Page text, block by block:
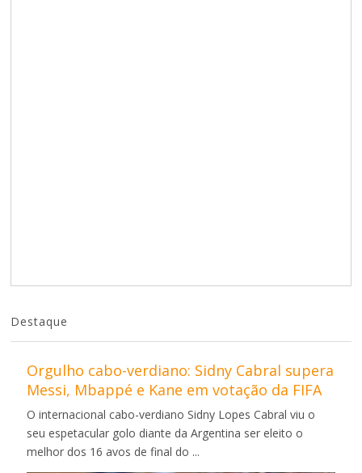
Destaque
Orgulho cabo-verdiano: Sidny Cabral supera
Messi, Mbappé e Kane em votação da FIFA
O internacional cabo-verdiano Sidny Lopes Cabral viu o
seu espetacular golo diante da Argentina ser eleito o
melhor dos 16 avos de final do ...